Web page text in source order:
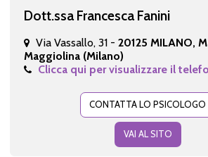
Dott.ssa Francesca Fanini
Via Vassallo, 31 - 20125 MILANO,
Maggiolina (Milano)
Clicca qui per visualizzare il
CONTATTA LO PSICOLOGO
VAI AL SITO